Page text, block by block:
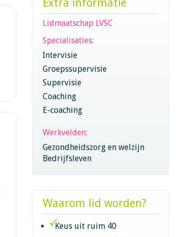
Extra informatie
Lidmaatschap LVSC
Specialisaties:
Intervisie
Groepssupervisie
Supervisie
Coaching
E-coaching
Werkvelden:
Gezondheidszorg en welzijn
Bedrijfsleven
Waarom lid worden?
Keus uit ruim 40